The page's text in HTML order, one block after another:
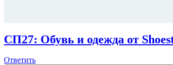
СП27: Обувь и одежда от
Ответить